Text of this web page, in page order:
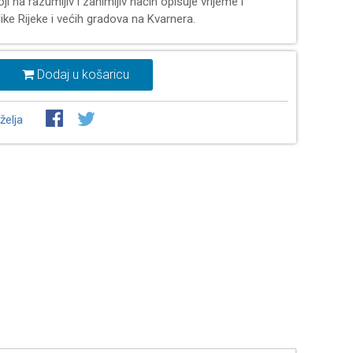
Rijeke i većih gradova na Kvarnera.
Dodaj u košaricu